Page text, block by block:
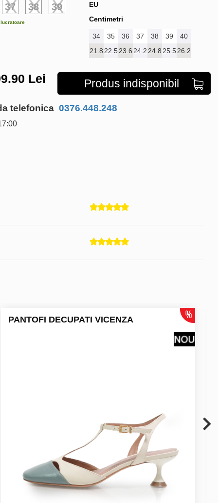
37 38 39
EU
Centimetri
34 35 36 37 38 39
40
21.8 22.523.6 24.2 24.8 25.526.2
Lei Produs indisponibil
telefonica 0376.448.248
PANTOFI DECUPATI VICENZA